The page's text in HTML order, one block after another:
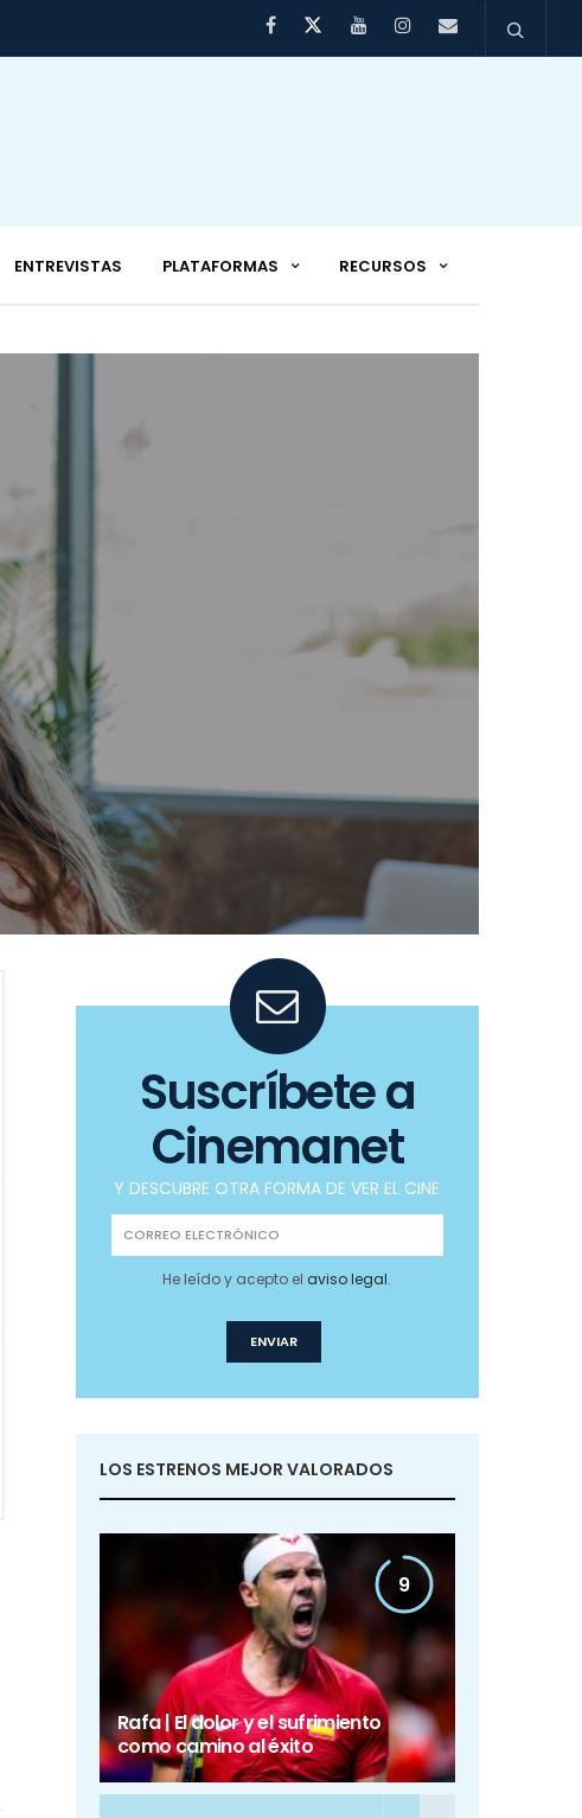
ENTREVISTAS PLATAFORMAS RECURSOS
Suscríbete a
Cinemanet
Y DESCUBRE OTRA FORMA DE VER EL CINE
He leído y acepto elaviso legal.
LOS ESTRENOS MEJOR VALORADOS
9
Rafa | El dolor y el sufrimiento
como camino al éxito